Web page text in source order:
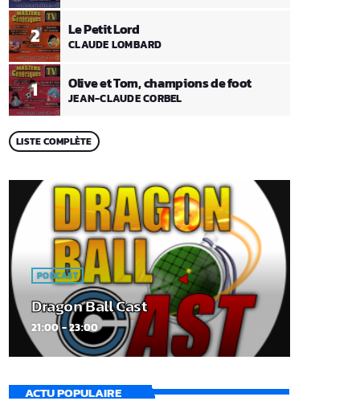
1 Olive et Tom, champions de foot
JEAN-CLAUDE CORBEL
2 Le Petit Lord
CLAUDE LOMBARD
LISTE COMPLÈTE
PODCAST
Dragon Ball Cast
21:00 - 23:00
ACTU POPULAIRE